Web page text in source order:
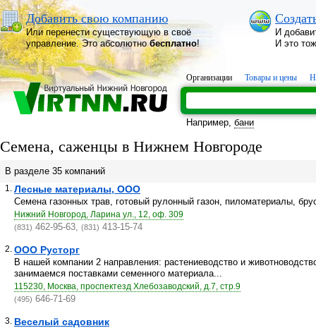
Добавить свою компанию
Или перенести существующую в своё
управление. Это абсолютнобесплатно!
И
И это
Организации Товары и цены
Например, бани
Семена, саженцы в Нижнем Новгороде
В разделе 35 компаний
1. Лесные материалы, ООО
Семена газонных трав, готовый рулонный газон, пиломатериалы,
Нижний Новгород, Ларина ул., 12, оф. 309
(831) 462-95-63, (831) 413-15-74
2. ООО Русторг
В нашей компании 2 направления: растениеводство и
занимаемся поставками семенного материала...
115230, Москва, проспектезд Хлебозаводский, д.7, стр.9
(495) 646-71-69
3. Веселый садовник